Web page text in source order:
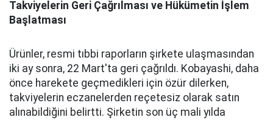
Takviyelerin Geri Çağrılması ve Hükümetin İşlem
Başlatması
Ürünler, resmi tıbbi raporların şirkete ulaşmasından
iki ay sonra, 22 Mart'ta geri çağrıldı. Kobayashi, daha
önce harekete geçmedikleri için özür dilerken,
takviyelerin eczanelerden reçetesiz olarak satın
alınabildiğini belirtti. Şirketin son üç mali yılda